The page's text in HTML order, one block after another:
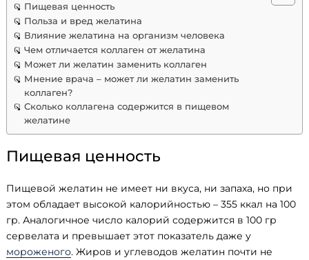
Пищевая ценность
Польза и вред желатина
Влияние желатина на организм человека
Чем отличается коллаген от желатина
Может ли желатин заменить коллаген
Мнение врача – может ли желатин заменить
коллаген?
Сколько коллагена содержится в пищевом
желатине
Пищевая ценность
Пищевой желатин не имеет ни вкуса, ни запаха, но при
этом обладает высокой калорийностью – 355 ккал на 100
гр. Аналогичное число калорий содержится в 100 гр
сервелата и превышает этот показатель даже у
мороженого. Жиров и углеводов желатин почти не